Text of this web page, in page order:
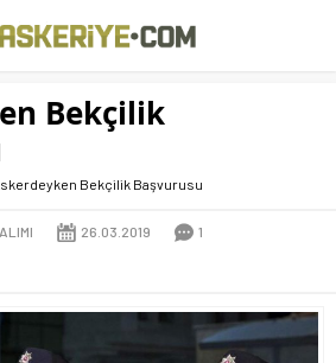
Bekçilik
Bekçilik Başvurusu
26.03.2019 1